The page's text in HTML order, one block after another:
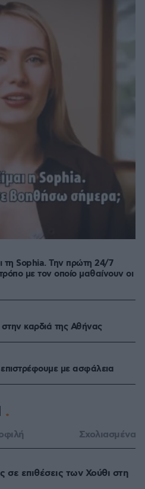
τη Sophia. Την πρώτη 24/7
με τον οποίο μαθαίνουν οι
στην καρδιά της Αθήνας
με ασφάλεια
Σχολιασμένα
σε επιθέσεις των Χούθι στη